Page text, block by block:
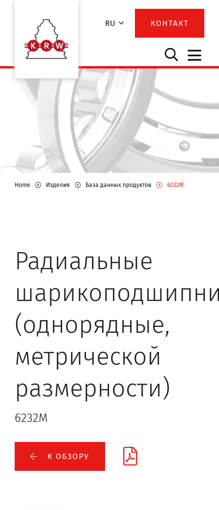
RU КОНТАКТ
Home Изделия База данных продуктов 6232M
Радиальные
(однорядные,
метрической
размерности)
6232M
К ОБЗОРУ